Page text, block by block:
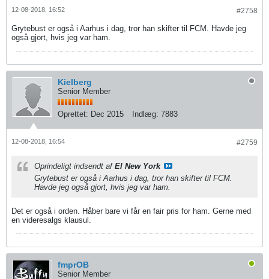
#2758
12-08-2018, 16:52
Grytebust er også i Aarhus i dag, tror han skifter til FCM. Havde jeg
også gjort, hvis jeg var ham.
Kielberg
Senior Member
Oprettet: Dec 2015 Indlæg: 7883
#2759
12-08-2018, 16:54
Oprindeligt indsendt af El New York
Grytebust er også i Aarhus i dag, tror han skifter til FCM.
Havde jeg også gjort, hvis jeg var ham.
Det er også i orden. Håber bare vi får en fair pris for ham. Gerne med
en videresalgs klausul.
fmprOB
Senior Member